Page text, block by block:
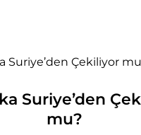
Suriye’den
mu?